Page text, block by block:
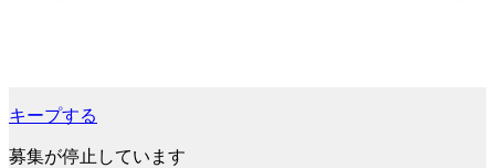
キープする
募集が停止しています